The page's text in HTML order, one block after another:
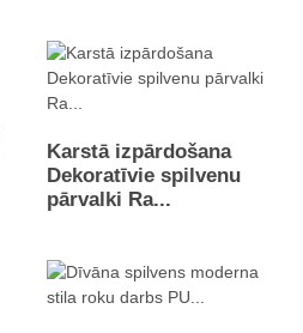
Karstā izpārdošana
Dekoratīvie spilvenu
pārvalki Ra...